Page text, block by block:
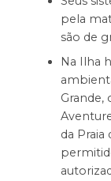
pela
são de
Na Ilha
Grande,
da Praia